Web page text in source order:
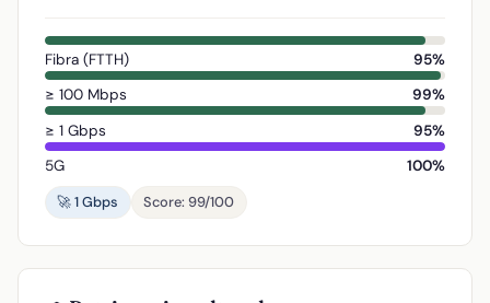
Fibra (FTTH)
95%
≥ 100 Mbps
99%
≥ 1 Gbps
95%
5G
100%
🚀 1 Gbps
Score: 99/100